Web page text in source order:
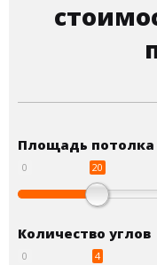
Площадь потолка
0 20
Количество углов
0 4